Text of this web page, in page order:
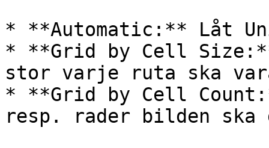
* **Automatic:** Låt
* **Grid by Cell
stor varje ruta ska
* **Grid by Cell
resp. rader bilden ska